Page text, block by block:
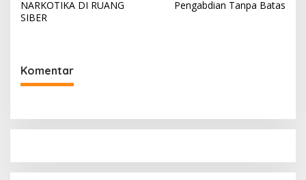
NARKOTIKA DI RUANG
SIBER
Pengabdian Tanpa Batas
Komentar